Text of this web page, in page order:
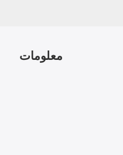
معلومات